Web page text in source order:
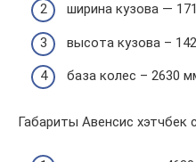
ширина кузова —
высота кузова –
база колес – 2630
Габариты Авенсис хэтчбек